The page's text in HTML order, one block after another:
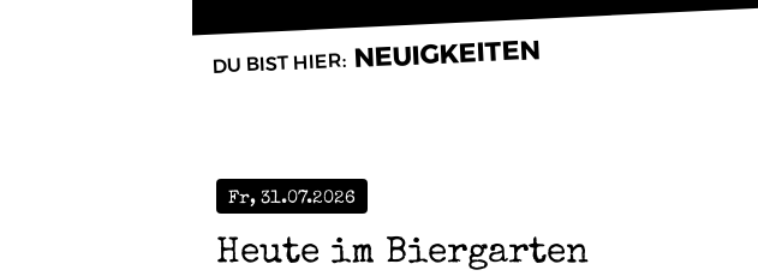
NEUIGKEITEN
Fr, 31.07.2026
Heute im Biergarten